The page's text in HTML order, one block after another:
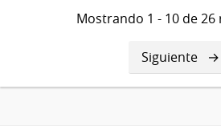
Mostrando 1 - 10 de
Siguiente
página
Siguiente